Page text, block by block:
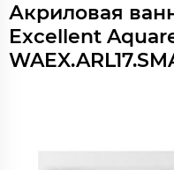
Акриловая
Excellent